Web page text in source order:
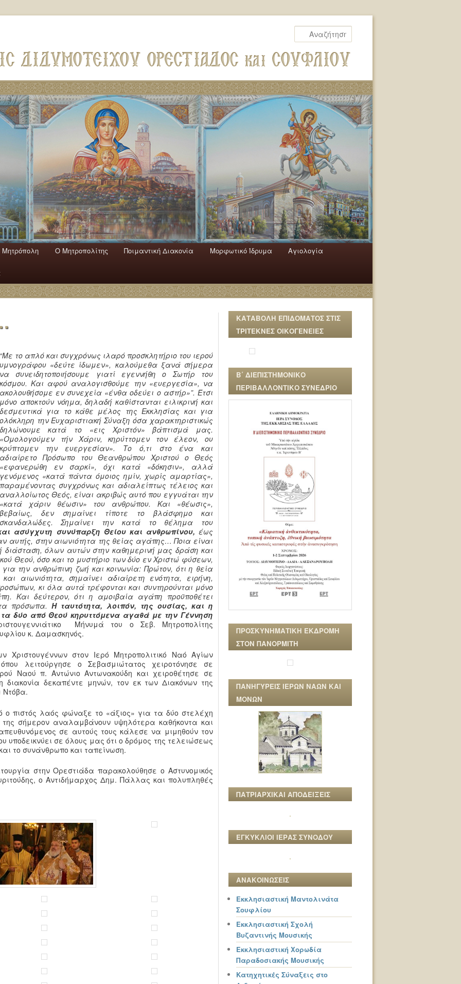
Mητρόπολη Ο Mητροπολίτης Ποιμαντική Διακονία Μορφωτικό Ίδρυμα Αγιολογία
“Με το απλό και συγχρόνως ιλαρό προσκλητήριο του ιερού
υμνογράφου «δεύτε ίδωμεν», καλούμεθα ξανά σήμερα
να συνειδητοποιήσουμε γιατί εγεννήθη ο Σωτήρ του
κόσμου. Και αφού αναλογισθούμε την «ευεργεσία», να
ακολουθήσομε εν συνεχεία «ένθα οδεύει ο αστήρ»”. Έτσι
μόνο αποκτούν νόημα, δηλαδή καθίστανται ειλικρινή και
δεσμευτικά για το κάθε μέλος της Εκκλησίας και για
ολόκληρη την Ευχαριστιακή Σύναξη όσα χαρακτηριστικώς
δηλώνουμε κατά το «εις Χριστόν» βάπτισμά μας.
«Ομολογούμεν τήν Χάριν, κηρύττομεν τον έλεον, ου
κρύπτομεν την ευεργεσίαν». Το ό,τι στο ένα και
αδιαίρετο Πρόσωπο του Θεανθρώπου Χριστού ο Θεός
«εφανερώθη εν σαρκί», όχι κατά «δόκησιν», αλλά
γενόμενος «κατά πάντα όμοιος ημίν, χωρίς αμαρτίας»,
παραμένοντας συγχρόνως και αδιαλείπτως τέλειος και
αναλλοίωτος Θεός, είναι ακριβώς αυτό που εγγυάται την
«κατά χάριν θέωσιν» του ανθρώπου. Και «θέωσις»,
βεβαίως, δεν σημαίνει τίποτε το βλάσφημο και
σκανδαλώδες. Σημαίνει την κατά το θέλημα του
ασύγχυτη συνύπαρξη Θείου και ανθρωπίνου, έως
αυτής, στην αιωνιότητα της θείας αγάπης… Ποια είναι
διάσταση, όλων αυτών στην καθημερινή μας δράση και
Θεού, όσο και το μυστήριο των δύο εν Χριστώ φύσεων,
την ανθρώπινη ζωή και κοινωνία: Πρώτον, ότι η θεία
αιωνιότητα, σημαίνει αδιαίρετη ενότητα, ειρήνη,
κι όλα αυτά τρέφονται και συντηρούνται μόνο
Και δεύτερον, ότι η αμοιβαία αγάπη προϋποθέτει
πρόσωπα. Η ταυτότητα, λοιπόν, της ουσίας, και η
δύο από Θεού κηρυττόμενα αγαθά με την Γέννηση
Μήνυμά του ο Σεβ. Μητροπολίτης
κ. Δαμασκηνός.
στον Ιερό Μητροπολιτικό Ναό Αγίων
λειτούργησε ο Σεβασμιώτατος χειροτόνησε σε
Ναού π. Αντώνιο Αντωνακούδη και χειροθέτησε σε
διακονία δεκαπέντε μηνών, τον εκ των Διακόνων της
Ντόβα.
ο πιστός λαός φώναξε το «άξιος» για τα δύο στελέχη
της σήμερον αναλαμβάνουν υψηλότερα καθήκοντα και
σε αυτούς τους κάλεσε να μιμηθούν τον
υποδεικνύει σε όλους μας ότι ο δρόμος της τελειώσεως
το συνάνθρωπο και ταπείνωση.
στην Ορεστιάδα παρακολούθησε ο Αστυνομικός
ο Αντιδήμαρχος Δημ. Πάλλας και πολυπληθές
ΚΑΤΑΒΟΛΗ ΕΠΙΔΟΜΑΤΟΣ ΣΤΙΣ
ΤΡΙΤΕΚΝΕΣ ΟΙΚΟΓΕΝΕΙΕΣ
Β΄ ΔΙΕΠΙΣΤΗΜΟΝΙΚΟ
ΠΕΡΙΒΑΛΛΟΝΤΙΚΟ ΣΥΝΕΔΡΙΟ
ΠΡΟΣΚΥΝΗΜΑΤΙΚΗ ΕΚΔΡΟΜΗ
ΣΤΟΝ ΠΑΝΟΡΜΙΤΗ
ΠΑΝΗΓΥΡΕΙΣ ΙΕΡΩΝ ΝΑΩΝ ΚΑΙ
ΜΟΝΩΝ
ΠΑΤΡΙΑΡΧΙΚΑΙ ΑΠΟΔΕΙΞΕΙΣ
ΕΓΚΥΚΛΙΟΙ ΙΕΡΑΣ ΣΥΝΟΔΟΥ
ΑΝΑΚΟΙΝΩΣΕΙΣ
Εκκλησιαστική Μαντολινάτα
Σουφλίου
Εκκλησιαστική Σχολή
Βυζαντινής Μουσικής
Εκκλησιαστική Χορωδία
Παραδοσιακής Μουσικής
Κατηχητικές Σύναξεις στο